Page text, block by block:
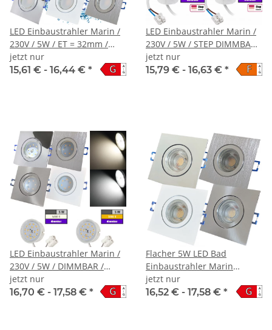
LED Einbaustrahler Marin /
230V / 5W / ET = 32mm /
IP44 / Milchglas
jetzt nur
15,61 € - 16,44 € * A
↑
G
G
LED Einbaustrahler Marin /
230V / 5W / STEP DIMMBAR /
ET = 32mm / IP44
jetzt nur
15,79 € - 16,63 € * A
↑
G
F
LED Einbaustrahler Marin /
230V / 5W / DIMMBAR /
Loch=60 - 68mm / ET=32mm
jetzt nur
16,70 € - 17,58 € * A
↑
G
G
Flacher 5W LED Bad
Einbaustrahler Marin
230Volt / IP44 / LED Modul
jetzt nur
16,52 € - 17,58 € * A
↑
G
G